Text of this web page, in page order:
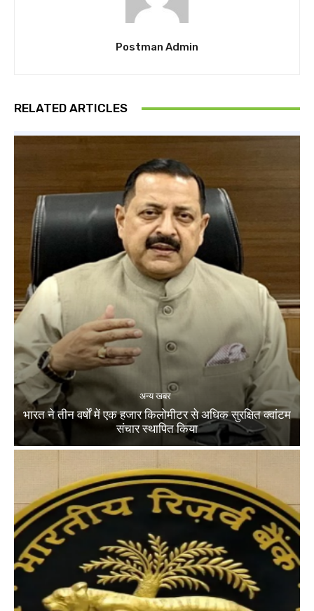
Postman Admin
RELATED ARTICLES
अन्य खबर
भारत ने तीन वर्षों में एक हजार किलोमीटर से अधिक सुरक्षित क्वांटम
संचार स्थापित किया